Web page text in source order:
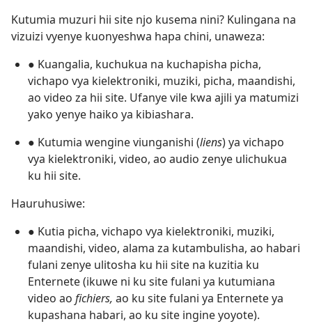
Kutumia muzuri hii site njo kusema nini? Kulingana na
vizuizi vyenye kuonyeshwa hapa chini, unaweza:
● Kuangalia, kuchukua na kuchapisha picha,
vichapo vya kielektroniki, muziki, picha, maandishi,
ao video za hii site. Ufanye vile kwa ajili ya matumizi
yako yenye haiko ya kibiashara.
● Kutumia wengine viunganishi (liens) ya vichapo
vya kielektroniki, video, ao audio zenye ulichukua
ku hii site.
Hauruhusiwe:
● Kutia picha, vichapo vya kielektroniki, muziki,
maandishi, video, alama za kutambulisha, ao habari
fulani zenye ulitosha ku hii site na kuzitia ku
Enternete (ikuwe ni ku site fulani ya kutumiana
video ao fichiers, ao ku site fulani ya Enternete ya
kupashana habari, ao ku site ingine yoyote).